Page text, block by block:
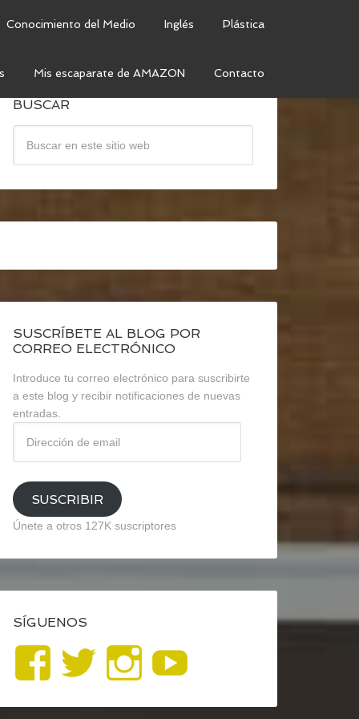
Conocimiento del Medio Inglés Plástica
Mis escaparate de AMAZON Contacto
BUSCAR
SUSCRÍBETE AL BLOG POR
CORREO ELECTRÓNICO
Introduce tu correo electrónico para suscribirte
a este blog y recibir notificaciones de nuevas
entradas.
email
SUSCRIBIR
Únete a otros 127K suscriptores
SÍGUENOS
Ver
perfil
Ver
perfil
Ver
perfil